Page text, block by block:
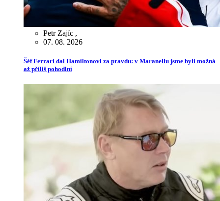
Petr Zajíc ,
07. 08. 2026
Šéf Ferrari dal Hamiltonovi za pravdu: v Maranellu jsme byli možná
až příliš pohodlní